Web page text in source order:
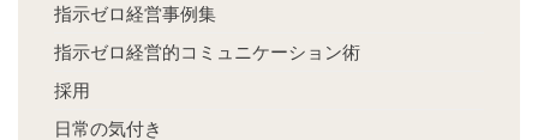
指示ゼロ経営事例集
指示ゼロ経営的コミュニケーション術
採用
日常の気付き